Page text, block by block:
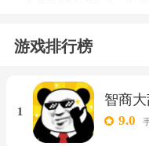
游戏排行榜
1
智商
9.0